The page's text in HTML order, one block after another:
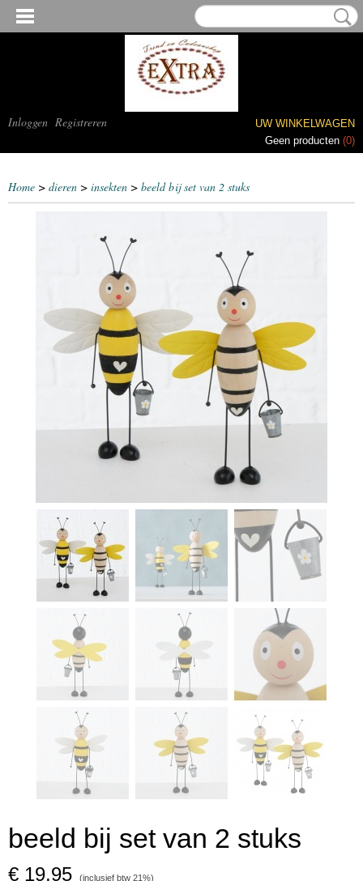
Inloggen Registreren
UW WINKELWAGEN
Geen producten (0)
Home > dieren > insekten > beeld bij set van 2 stuks
beeld bij set van 2 stuks
€ 19,95 (inclusief btw 21%)